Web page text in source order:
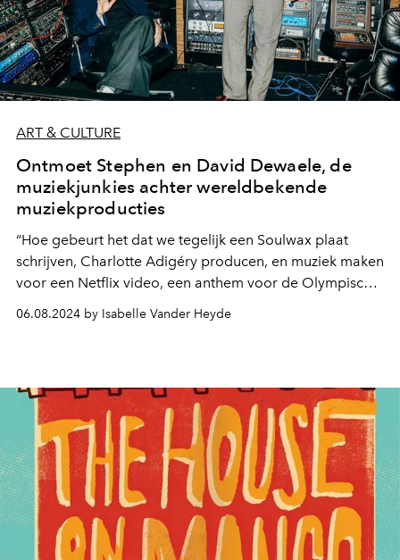
ART & CULTURE
Ontmoet Stephen en David Dewaele, de
muziekjunkies achter wereldbekende
muziekproducties
“Hoe gebeurt het dat we tegelijk een Soulwax plaat
schrijven, Charlotte Adigéry producen, en muziek maken
voor een Netflix video, een anthem voor de Olympische
dat allemaal opnoemt, denk je wowowow gasten!”
06.08.2024 by Isabelle Vander Heyde